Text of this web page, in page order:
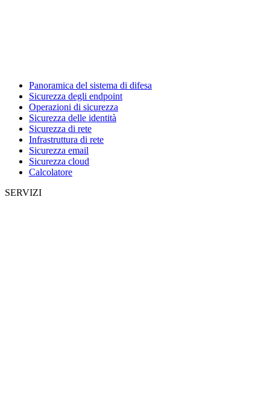
Panoramica del sistema di difesa
Sicurezza degli endpoint
Operazioni di sicurezza
Sicurezza delle identità
Sicurezza di rete
Infrastruttura di rete
Sicurezza email
Sicurezza cloud
Calcolatore
SERVIZI